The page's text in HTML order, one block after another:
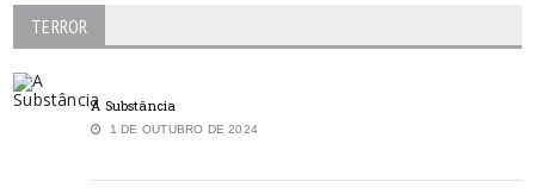
TERROR
A Substância
1 DE OUTUBRO DE 2024